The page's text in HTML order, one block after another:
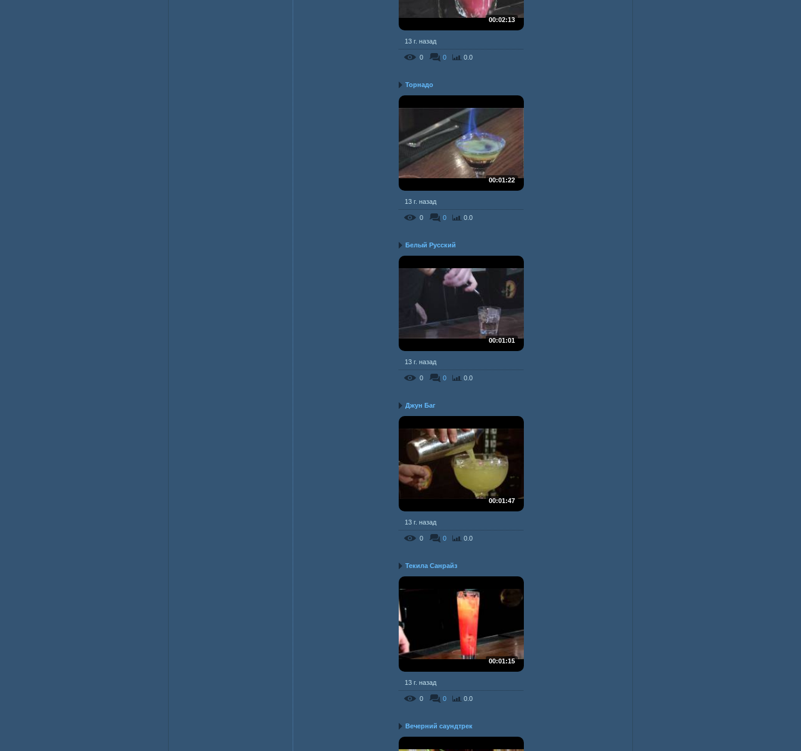
00:02:13
13 г. назад
0 0 0.0
Торнадо
00:01:22
13 г. назад
0 0 0.0
Белый Русский
00:01:01
13 г. назад
0 0 0.0
Джун Баг
00:01:47
13 г. назад
0 0 0.0
Текила Санрайз
00:01:15
13 г. назад
0 0 0.0
Вечерний саундтрек